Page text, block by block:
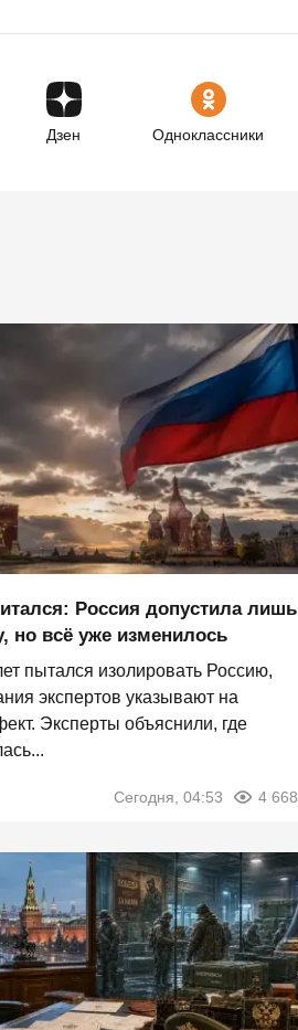
Дзен Одноклассники
Россия допустила лишь
но всё уже изменилось
пытался изолировать Россию,
экспертов указывают на
Эксперты объяснили, где
Сегодня, 04:53 4 668